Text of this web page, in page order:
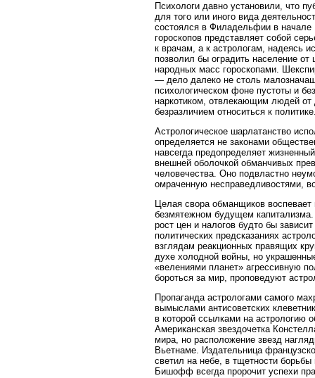
Психологи давно установили, что
для того или иного вида
состоялся в Филадельфии в начале
гороскопов представляет собой
к врачам, а к астрологам, надеясь
позволил бы оградить население
народных масс гороскопами.
— дело далеко не столь
психологическом фоне пустоты и
наркотиком, отвлекающим людей
безразличием относиться к
Астрологическое шарлатанство
определяется не законами
навсегда предопределяет
внешней оболочкой обманчивых
человечества. Оно подвластно
омраченную несправедливостями,
Целая свора обманщиков воспевает
безмятежном будущем
рост цен и налогов будто бы
политических предсказаниях
взглядам реакционных правящих
духе холодной войны, но
«велениями планет» агрессивную
бороться за мир, проповедуют
Пропаганда астрологами самого
вымыслами антисоветских
в которой ссылками на астрологию
Американская звездочетка
мира, но расположение звезд
Вьетнаме. Издательница
светил на небе, в тщетности
Бишофф всегда пророчит успехи